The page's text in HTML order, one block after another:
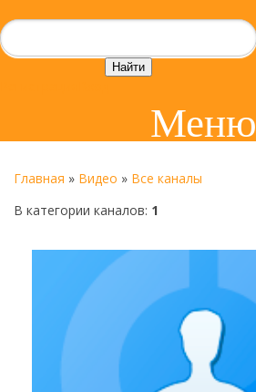
Меню
Главная » Видео » Все каналы
В категории каналов: 1